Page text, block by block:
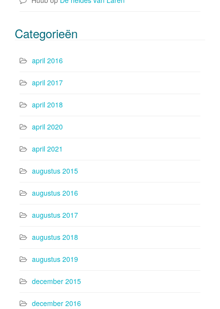
Categorieën
april 2016
april 2017
april 2018
april 2020
april 2021
augustus 2015
augustus 2016
augustus 2017
augustus 2018
augustus 2019
december 2015
december 2016